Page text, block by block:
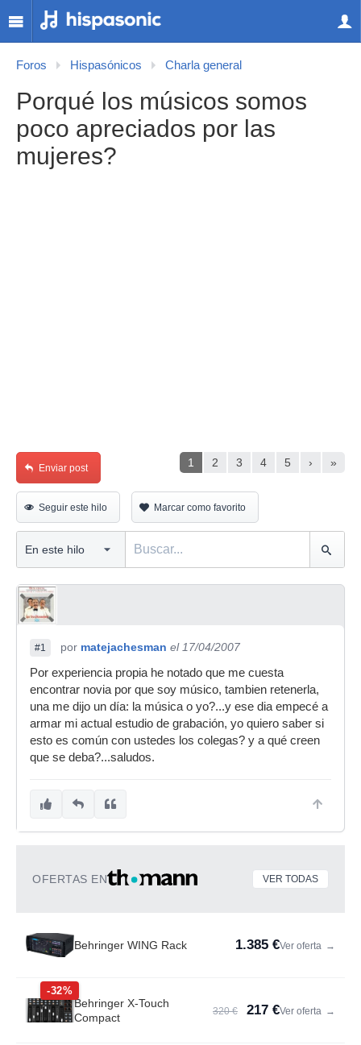
Foros Hispasónicos Charla general
Porqué los músicos somos
poco apreciados por las
mujeres?
1 2 3 4 5 › »
Enviar post
Seguir este hilo Marcar como favorito
#1 por matejachesman el 17/04/2007
Por experiencia propia he notado que me cuesta
encontrar novia por que soy músico, tambien retenerla,
una me dijo un día: la música o yo?...y ese dia empecé a
armar mi actual estudio de grabación, yo quiero saber si
esto es común con ustedes los colegas? y a qué creen
que se deba?...saludos.
OFERTAS EN VER TODAS
Behringer WING Rack 1.385 €Ver oferta →
-32%
Behringer X-Touch
Compact
320 € 217 €Ver oferta →